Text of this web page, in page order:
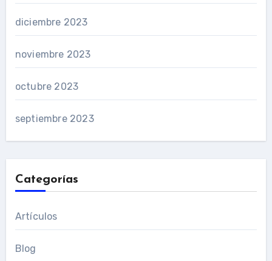
diciembre 2023
noviembre 2023
octubre 2023
septiembre 2023
Categorías
Artículos
Blog